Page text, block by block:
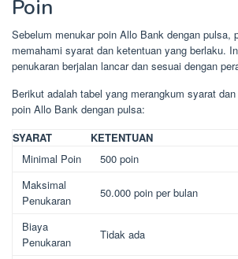
Poin
Sebelum menukar poin Allo Bank dengan pulsa,
memahami syarat dan ketentuan yang berlaku.
penukaran berjalan lancar dan sesuai dengan
Berikut adalah tabel yang merangkum syarat
poin Allo Bank dengan pulsa:
SYARAT
KETENTUAN
Minimal Poin
500 poin
Maksimal
Penukaran
50.000 poin per bulan
Biaya
Penukaran
Tidak ada